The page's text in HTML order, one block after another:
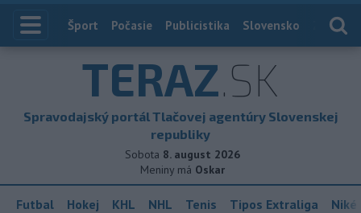
Index
Šport Počasie Publicistika Slovensko
TERAZ.SK
Spravodajský portál Tlačovej agentúry Slovenskej
republiky
Sobota 8. august 2026
Meniny má Oskar
Futbal Hokej KHL NHL Tenis Tipos Extraliga